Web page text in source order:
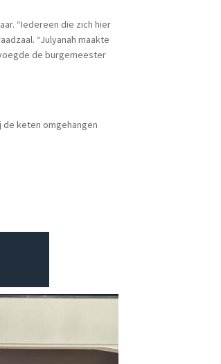
“Iedereen die zich hier
“Julyanah maakte
de burgemeester
keten omgehangen